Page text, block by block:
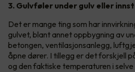
3. Gulvføler under gulv eller
Det er mange ting som har
gulvet, blant annet oppbygning av
betongen, ventilasjonsanlegg,
åpne dører. I tillegg er det forskjell
og den faktiske temperaturen i selve